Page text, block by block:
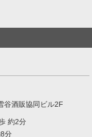
谷酒販協同ビル2F
約2分
分